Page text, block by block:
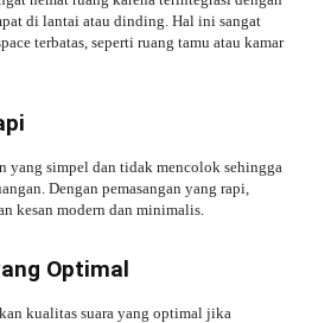
di lantai atau dinding. Hal ini sangat
terbatas, seperti ruang tamu atau kamar
yang simpel dan tidak mencolok sehingga
Dengan pemasangan yang rapi,
kesan modern dan minimalis.
Optimal
kualitas suara yang optimal jika